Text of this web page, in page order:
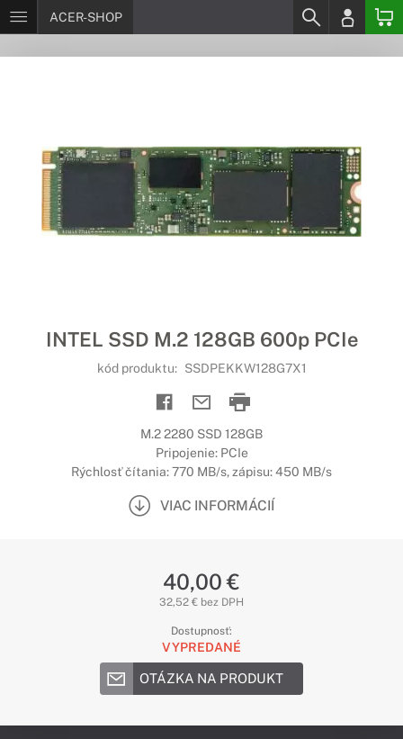
ACER-SHOP
INTEL SSD M.2 128GB 600p PCIe
kód produktu: SSDPEKKW128G7X1
M.2 2280 SSD 128GB
Pripojenie: PCIe
Rýchlosť čítania: 770 MB/s, zápisu: 450 MB/s
VIAC INFORMÁCIÍ
40,00 €
32,52 € bez DPH
Dostupnosť:
VYPREDANÉ
OTÁZKA NA PRODUKT